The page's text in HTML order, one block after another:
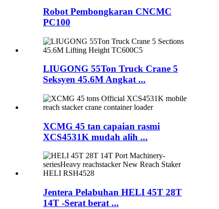
Robot Pembongkaran CNCMC
PC100
LIUGONG 55Ton Truck Crane 5
Seksyen 45.6M Angkat ...
XCMG 45 tan capaian rasmi
XCS4531K mudah alih ...
Jentera Pelabuhan HELI 45T 28T
14T -Serat berat ...